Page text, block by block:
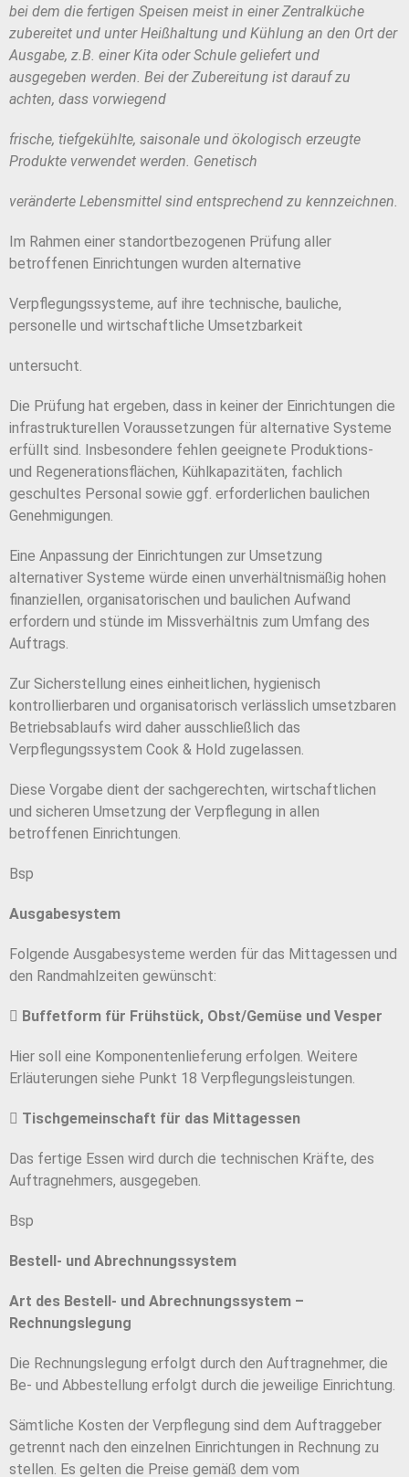
bei dem die fertigen Speisen meist in einerZentralküche
zubereitet und unter Heißhaltung und Kühlung an den Ort der
Ausgabe, z.B. einer Kita oder Schule geliefert und
ausgegeben werden. Bei der Zubereitung ist darauf zu
achten, dass vorwiegend
frische, tiefgekühlte, saisonale und ökologisch erzeugte
Produkte verwendet werden. Genetisch
veränderte Lebensmittel sind entsprechend zu kennzeichnen.
Im Rahmen einer standortbezogenen Prüfung aller
betroffenen Einrichtungen wurden alternative
Verpflegungssysteme, auf ihre technische, bauliche,
personelle und wirtschaftliche Umsetzbarkeit
untersucht.
Die Prüfung hat ergeben, dass in keiner der Einrichtungen die
infrastrukturellen Voraussetzungen für alternative Systeme
erfüllt sind. Insbesondere fehlen geeignete Produktions-
und Regenerationsflächen, Kühlkapazitäten, fachlich
geschultes Personal sowie ggf. erforderlichen baulichen
Genehmigungen.
Eine Anpassung der Einrichtungen zur Umsetzung
alternativer Systeme würde einen unverhältnismäßig hohen
finanziellen, organisatorischen und baulichen Aufwand
erfordern und stünde im Missverhältnis zum Umfang des
Auftrags.
Zur Sicherstellung eines einheitlichen, hygienisch
kontrollierbaren und organisatorisch verlässlich umsetzbaren
Betriebsablaufs wird daher ausschließlich das
Verpflegungssystem Cook & Hold zugelassen.
Diese Vorgabe dient der sachgerechten, wirtschaftlichen
und sicheren Umsetzung der Verpflegung in allen
betroffenen Einrichtungen.
Bsp
Ausgabesystem
Folgende Ausgabesysteme werden für das Mittagessen und
den Randmahlzeiten gewünscht:
􀁸 Buffetform für Frühstück, Obst/Gemüse und Vesper
Hier soll eine Komponentenlieferung erfolgen. Weitere
Erläuterungen siehe Punkt 18 Verpflegungsleistungen.
􀁸 Tischgemeinschaft für das Mittagessen
Das fertige Essen wird durch die technischen Kräfte, des
Auftragnehmers, ausgegeben.
Bsp
Bestell- und Abrechnungssystem
Art des Bestell- und Abrechnungssystem –
Rechnungslegung
Die Rechnungslegung erfolgt durch den Auftragnehmer, die
Be- und Abbestellung erfolgt durch die jeweilige Einrichtung.
Sämtliche Kosten der Verpflegung sind dem Auftraggeber
getrennt nach den einzelnen Einrichtungen in Rechnung zu
stellen. Es gelten die Preise gemäß dem vom